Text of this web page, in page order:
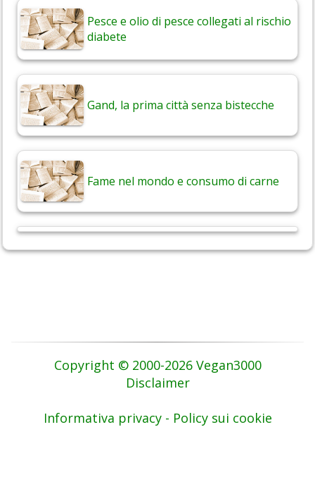
Pesce e olio di pesce collegati al rischio
diabete
Gand, la prima città senza bistecche
Fame nel mondo e consumo di carne
Copyright © 2000-2026 Vegan3000
Disclaimer
Informativa privacy - Policy sui cookie